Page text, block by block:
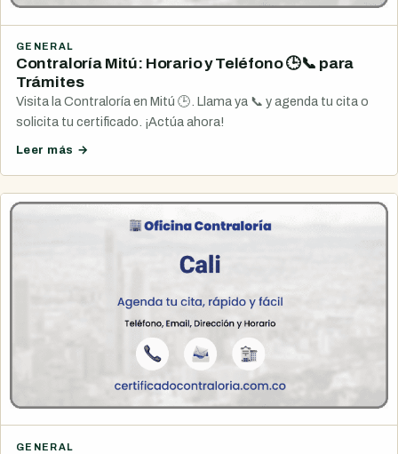
GENERAL
Contraloría Mitú: Horario y Teléfono 🕒📞 para
Trámites
Visita la Contraloría en Mitú 🕒. Llama ya 📞 y agenda tu cita o
solicita tu certificado. ¡Actúa ahora!
Leer más →
GENERAL